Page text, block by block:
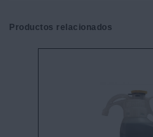
Productos relacionados